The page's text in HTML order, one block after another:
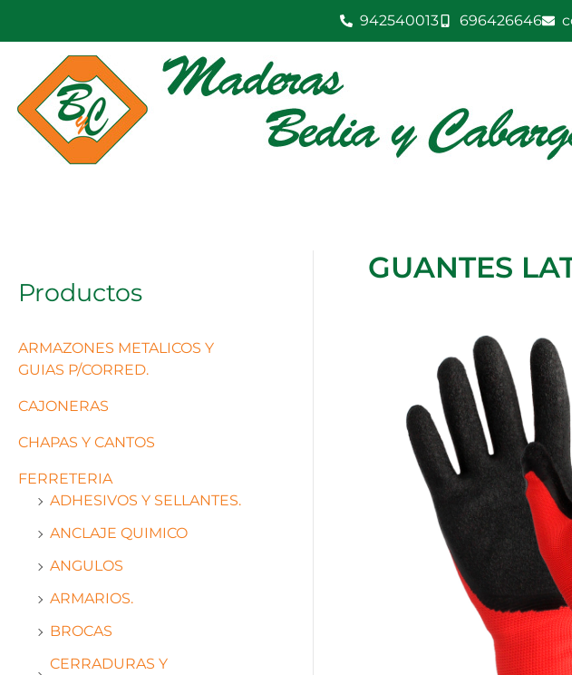
contenido
942540013 696426646
Productos
ARMAZONES METALICOS Y
GUIAS P/CORRED.
CAJONERAS
CHAPAS Y CANTOS
FERRETERIA
ADHESIVOS Y SELLANTES.
ANCLAJE QUIMICO
ANGULOS
ARMARIOS.
BROCAS
CERRADURAS Y
GUANTES